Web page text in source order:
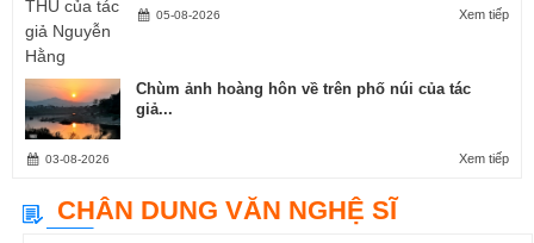
Xem tiếp
05-08-2026
Chùm ảnh hoàng hôn về trên phố núi của tác
giả...
Xem tiếp
03-08-2026
CHÂN DUNG VĂN NGHỆ SĨ